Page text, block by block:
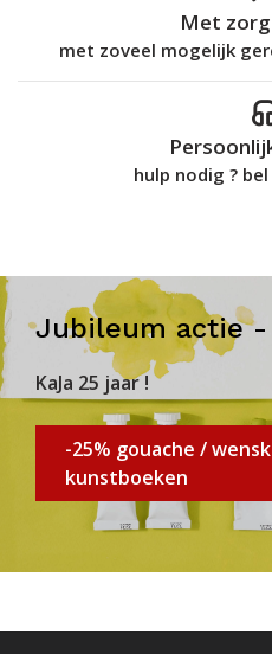
Met
met zoveel mogelijk
hulp nodig ?
Jubileum actie -
KaJa 25 jaar !
-25% gouache /
kunstboeken